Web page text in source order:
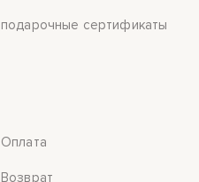
подарочные сертификаты
Оплата
Возврат